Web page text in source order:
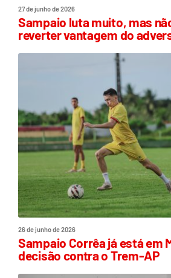
27 de junho de 2026
Sampaio luta muito, mas
reverter vantagem do
26 de junho de 2026
Sampaio Corrêa já está em
decisão contra o Trem-AP